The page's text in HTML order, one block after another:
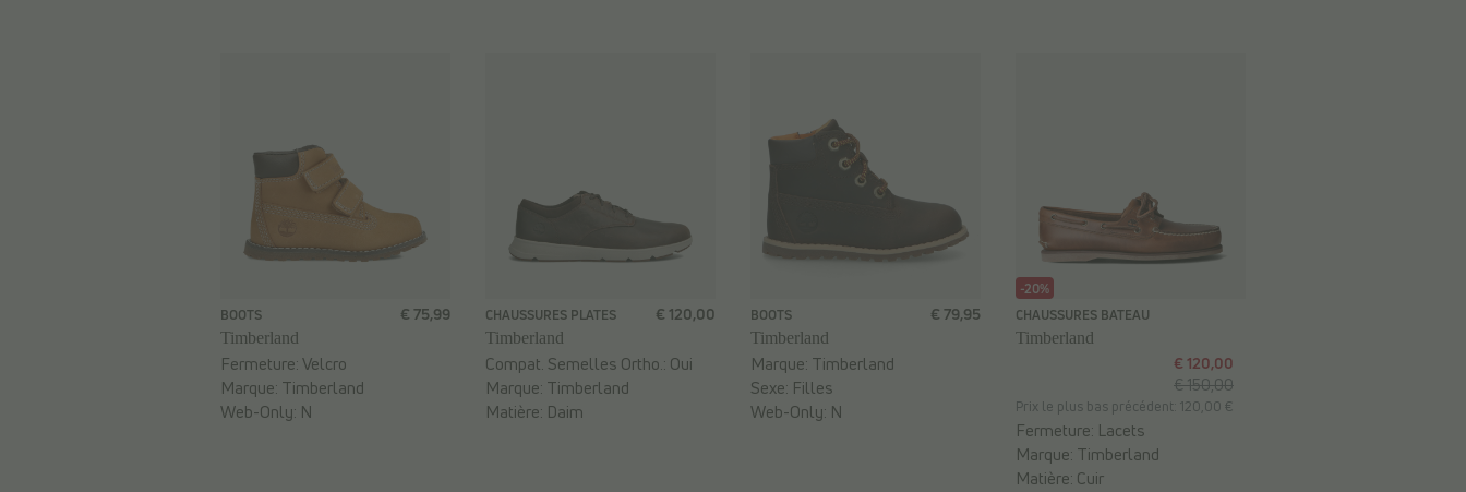
BOOTS
Timberland
€ 75,99
Fermeture:Velcro
Marque: Timberland
Web-Only: N
CHAUSSURES PLATES
Timberland
€ 120,00
Compat. Semelles Ortho.: Oui
Marque: Timberland
Matière: Daim
BOOTS
Timberland
€ 79,95
Marque: Timberland
Sexe: Filles
Web-Only: N
-20%
CHAUSSURES BATEAU
Timberland
Prix le plus bas précédent: 120,00 €
€ 150,00
€ 120,00
Fermeture: Lacets
Marque: Timberland
Matière: Cuir